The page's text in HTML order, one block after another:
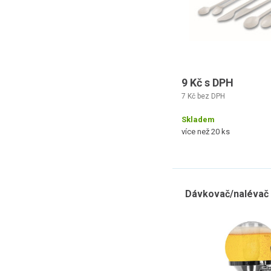
9 Kč s DPH
7 Kč bez DPH
Skladem
více než 20 ks
Dávkovač/nalévač